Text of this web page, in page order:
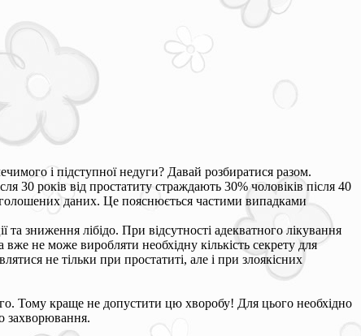
і підступної недуги? Давай розбиратися разом.
30 років від простатиту страждають 30% чоловіків після 40
даних. Це пояснюється частими випадками
зниження лібідо. При відсутності адекватного лікування
не може виробляти необхідну кількість секрету для
не тільки при простатиті, але і при злоякісних
Тому краще не допустити цю хворобу! Для цього необхідно
захворювання.